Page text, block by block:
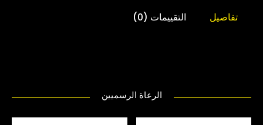
تفاصيل التقييمات (0)
الرعاة الرسميين